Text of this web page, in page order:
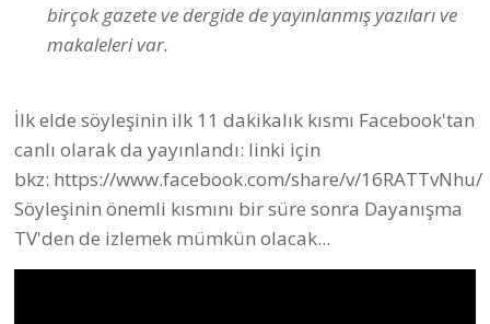
birçok gazete ve dergide de yayınlanmış yazıları ve
makaleleri var.
İlk elde söyleşinin ilk 11 dakikalık kısmı Facebook'tan
canlı olarak da yayınlandı: linki için
bkz: https://www.facebook.com/share/v/16RATTvNhu/
Söyleşinin önemli kısmını bir süre sonra Dayanışma
TV'den de izlemek mümkün olacak...